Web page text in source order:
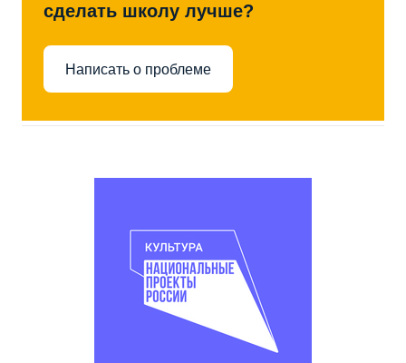
сделать школу лучше?
Написать о проблеме